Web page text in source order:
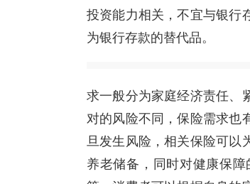
投资能力相关，不宜与银行
为银行存款的替代品。
求一般分为家庭经济责任、
对的风险不同，保险需求也
旦发生风险，相关保险可以
养老储备，同时对健康保